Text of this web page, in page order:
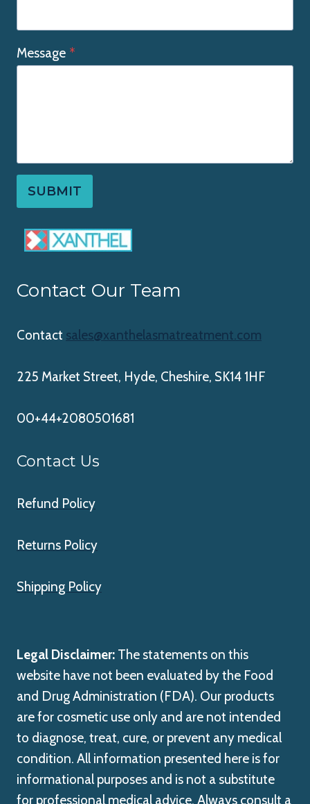
Message *
SUBMIT
Contact Our Team
Contact sales@xanthelasmatreatment.com
225 Market Street, Hyde, Cheshire, SK14 1HF
00+44+2080501681
Contact Us
Refund Policy
Returns Policy
Shipping Policy
Legal Disclaimer: The statements on this
website have not been evaluated by the Food
and Drug Administration (FDA). Our products
are for cosmetic use only and are not intended
to diagnose, treat, cure, or prevent any medical
condition. All information presented here is for
informational purposes and is not a substitute
for professional medical advice. Always consult a